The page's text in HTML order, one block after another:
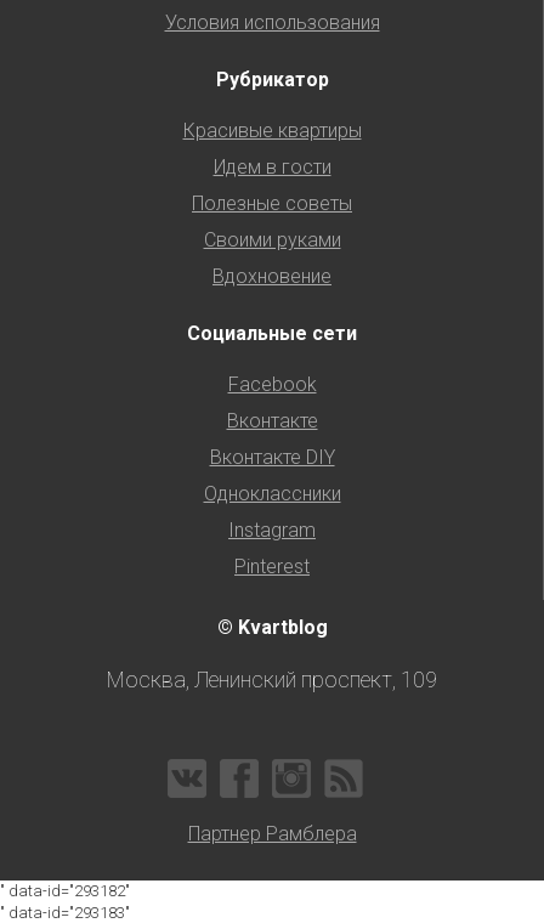
Условия использования
Рубрикатор
Красивые квартиры
Идем в гости
Полезные советы
Своими руками
Вдохновение
Социальные сети
Facebook
Вконтакте
Вконтакте DIY
Одноклассники
Instagram
Pinterest
© Kvartblog
Москва, Ленинский проспект, 109
Партнер Рамблера
" data-id="293182"
" data-id="293183"